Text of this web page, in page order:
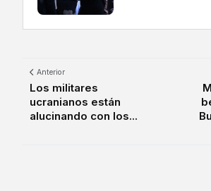
Anterior
Los militares
ucranianos están
alucinando con los...